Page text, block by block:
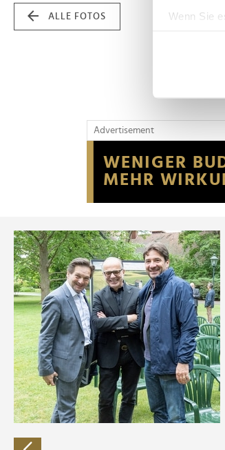
Wenn Sie
Erfahren
Wir
Website an
der
ALLE FOTOS
Advertisement